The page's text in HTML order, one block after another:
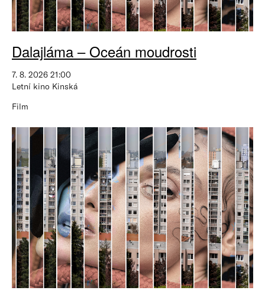
Dalajláma – Oceán moudrosti
7. 8. 2026 21:00
Letní kino Kinská
Film